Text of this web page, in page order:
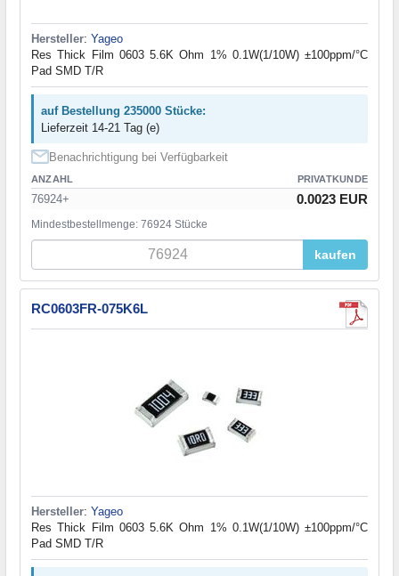
Hersteller: Yageo
Res Thick Film 0603 5.6K Ohm 1% 0.1W(1/10W) ±100ppm/°C
Pad SMD T/R
auf Bestellung 235000 Stücke:
Lieferzeit 14-21 Tag (e)
Benachrichtigung bei Verfügbarkeit
ANZAHL PRIVATKUNDE
76924+ 0.0023 EUR
Mindestbestellmenge: 76924 Stücke
kaufen
RC0603FR-075K6L
Hersteller: Yageo
Res Thick Film 0603 5.6K Ohm 1% 0.1W(1/10W) ±100ppm/°C
Pad SMD T/R